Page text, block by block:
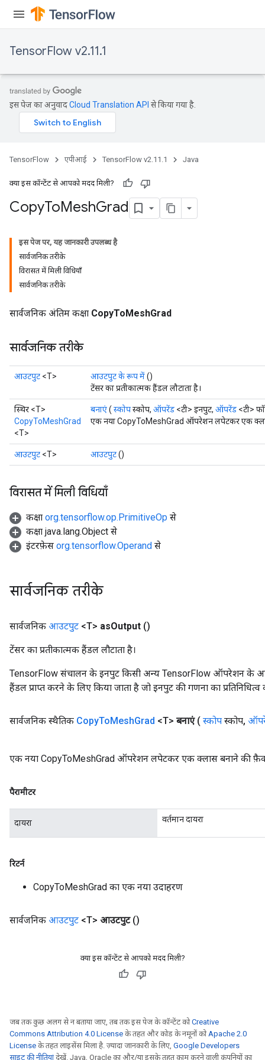
TensorFlow v2.11.1
इस पेज का अनुवादCloud Translation API से किया गया है.
TensorFlow एपीआई TensorFlow v2.11.1 Java
क्या इस कॉन्टेंट से आपको मदद मिली?
CopyToMeshGrad
इस पेज पर, यह जानकारी उपलब्ध है
सार्वजनिक तरीके
विरासत में मिली विधियाँ
सार्वजनिक तरीके
सार्वजनिक अंतिम कक्षा CopyToMeshGrad
सार्वजनिक तरीके
आउटपुट <T> आउटपुट के रूप में()
टेंसर का प्रतीकात्मक हैंडल लौटाता है।
स्थिर <T>
CopyToMeshGrad
<T>
बनाएं( स्कोपस्कोप, ऑपरेंड <टी> इनपुट, ऑपरेंड <टी>
एक नया CopyToMeshGrad ऑपरेशन लपेटकर एक
आउटपुट <T> आउटपुट()
विरासत में मिली विधियाँ
कक्षा org.tensorflow.op.PrimitiveOp से
कक्षा java.lang.Object से
इंटरफ़ेस org.tensorflow.Operand से
सार्वजनिक तरीके
सार्वजनिक आउटपुट <T> asOutput ()
टेंसर का प्रतीकात्मक हैंडल लौटाता है।
TensorFlow संचालन के इनपुट किसी अन्य TensorFlow ऑपरेशन के
हैंडल प्राप्त करने के लिए किया जाता है जो इनपुट की गणना का प्रतिनिधित्व
सार्वजनिक स्थैतिक CopyToMeshGrad <T> बनाएं ( स्कोप स्कोप,
एक नया CopyToMeshGrad ऑपरेशन लपेटकर एक क्लास बनाने की
पैरामीटर
दायरा वर्तमान दायरा
रिटर्न
CopyToMeshGrad का एक नया उदाहरण
सार्वजनिक आउटपुट <T> आउटपुट ()
क्या इस कॉन्टेंट से आपको मदद मिली?
जब तक कुछ अलग से न बताया जाए, तब तक इस पेज के कॉन्टेंट कोCreative
Commons Attribution 4.0 License के तहत और कोड के नमूनों कोApache 2.0
License के तहत लाइसेंस मिला है. ज़्यादा जानकारी के लिए, Google Developers
साइट की नीतियांदेखें. Java, Oracle का और/या इसके तहत काम करने वाली कंपनियों का